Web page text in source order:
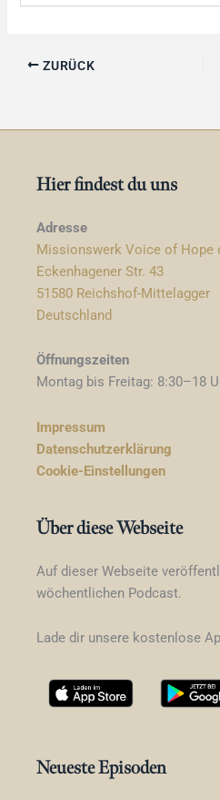
ZURÜCK
Hier findest du uns
Adresse
Missionswerk Voice of Hope
Eckenhagener Str. 43
51580 Reichshof-Mittelagger
Deutschland
Öffnungszeiten
Montag bis Freitag: 8:30–18
Impressum
Datenschutzerklärung
Cookie-Einstellungen
Über diese Webseite
Auf dieser Webseite
wöchentlichen Podcast.
Lade dir unsere kostenlose
Neueste Episoden